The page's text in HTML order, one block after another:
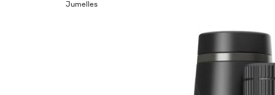
Jumelles